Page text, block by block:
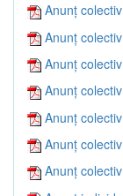
Anunț
Anunț
Anunț
Anunț
Anunț
Anunț
Anunț